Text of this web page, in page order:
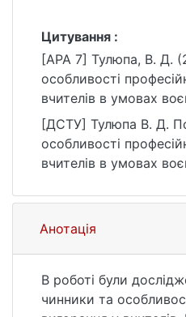
Цитування :
[APA 7] Тулюпа, В. Д.
особливості
вчителів в умовах
[Магістерська
національний
Шевченка].
https://
7
[ДСТУ] Тулюпа В. Д.
особливості
вчителів в умовах
Психологія / наук.
2024. 103 с. URL:
https://
Анотація
В роботі були
чинники та